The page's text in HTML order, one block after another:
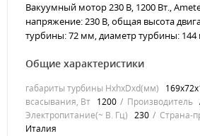
Вакуумный мотор 230 В, 1200 Вт.,
напряжение: 230 В, общая высота
турбины: 72 мм, диаметр турбины: 144
Общие характеристики
габариты турбины HхhхDхd(мм)
всасывания, Вт 1200 Производитель
Электропитание(~ В. Гц) 230
Страна-
Италия